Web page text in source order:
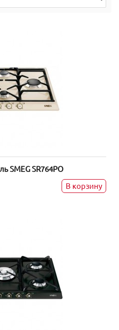
SMEG SR764PO
В корзину